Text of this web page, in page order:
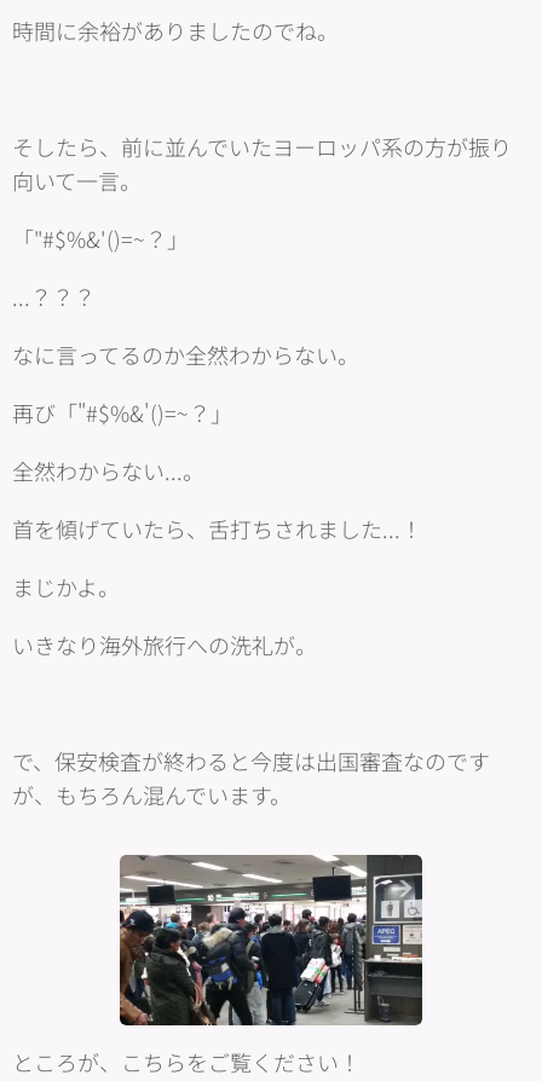
時間に余裕がありましたのでね。
そしたら、前に並んでいたヨーロッパ系の方が振り
向いて一言。
「"#$%&'()=~？」
...？？？
なに言ってるのか全然わからない。
再び「"#$%&'()=~？」
全然わからない...。
首を傾げていたら、舌打ちされました...！
まじかよ。
いきなり海外旅行への洗礼が。
で、保安検査が終わると今度は出国審査なのです
が、もちろん混んでいます。
ところが、こちらをご覧ください！